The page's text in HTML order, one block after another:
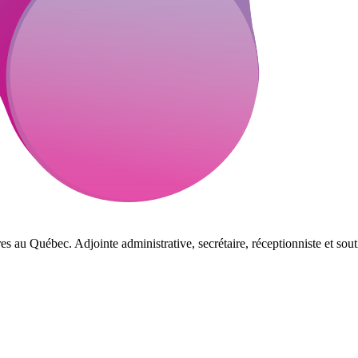
au Québec. Adjointe administrative, secrétaire, réceptionniste et